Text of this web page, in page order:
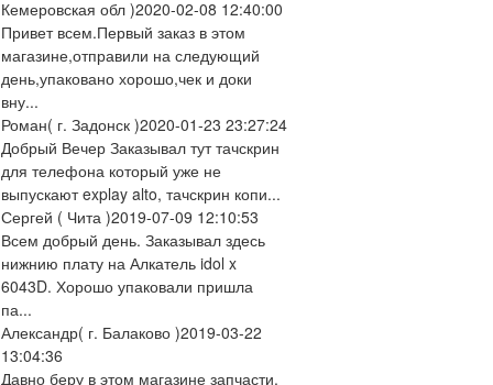
Кемеровская обл )2020-02-08 12:40:00
Привет всем.Первый заказ в этом
магазине,отправили на следующий
день,упаковано хорошо,чек и доки
вну...
Роман( г. Задонск )2020-01-23 23:27:24
Добрый Вечер Заказывал тут тачскрин
для телефона который уже не
выпускают explay alto, тачскрин копи...
Сергей ( Чита )2019-07-09 12:10:53
Всем добрый день. Заказывал здесь
нижнию плату на Алкатель idol x
6043D. Хорошо упаковали пришла
па...
Александр( г. Балаково )2019-03-22
13:04:36
Давно беру в этом магазине запчасти,